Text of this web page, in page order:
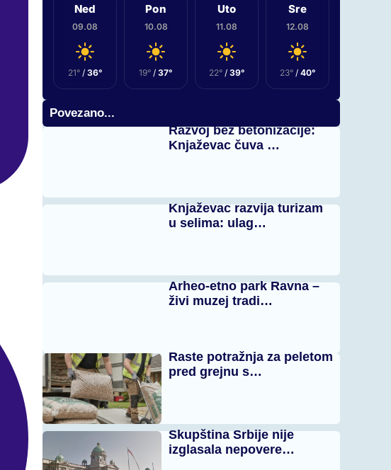
Ned
09.08
21°/ 36°
Pon
10.08
19° / 37°
Uto
11.08
22°/ 39°
Sre
12.08
23°/ 40°
Povezano...
Razvoj bez betonizacije:
Knjaževac čuva …
Knjaževac razvija turizam
u selima: ulag…
Arheo-etno park Ravna –
živi muzej tradi…
Raste potražnja za peletom
pred grejnu s…
Skupština Srbije nije
izglasala nepovere…